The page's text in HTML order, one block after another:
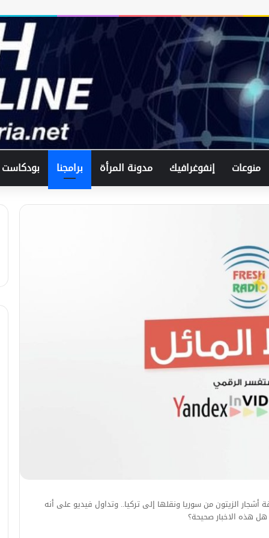
منوعات إنفوغرافيك مدونة المرأة برامجنا بودكاست
أشجار الزيتون من سوريا ونقلها إلى تركيا.. وتداول فيديو على أنه
هذه الاخبار صحيحة؟